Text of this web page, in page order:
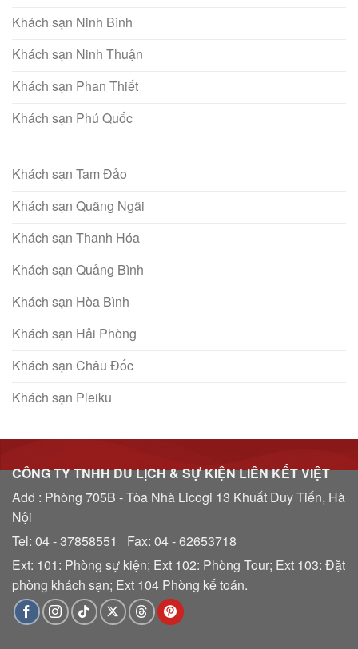
Khách sạn Ninh Bình
Khách sạn Ninh Thuận
Khách sạn Phan Thiết
Khách sạn Phú Quốc
Khách sạn Tam Đảo
Khách sạn Quãng Ngãi
Khách sạn Thanh Hóa
Khách sạn Quảng Bình
Khách sạn Hòa Bình
Khách sạn Hải Phòng
Khách sạn Châu Đốc
Khách sạn Pleiku
CÔNG TY TNHH DU LỊCH & SỰ KIỆN LIÊN KẾT VIỆT
Add : Phòng 705B - Tòa Nhà Licogi 13 Khuất Duy Tiến, Hà
Nội
Tel: 04 - 37858551 Fax: 04 - 62653718
Ext: 101: Phòng sự kiện; Ext 102: Phòng Tour; Ext 103: Đặt
phòng khách sạn; Ext 104 Phòng kế toán.